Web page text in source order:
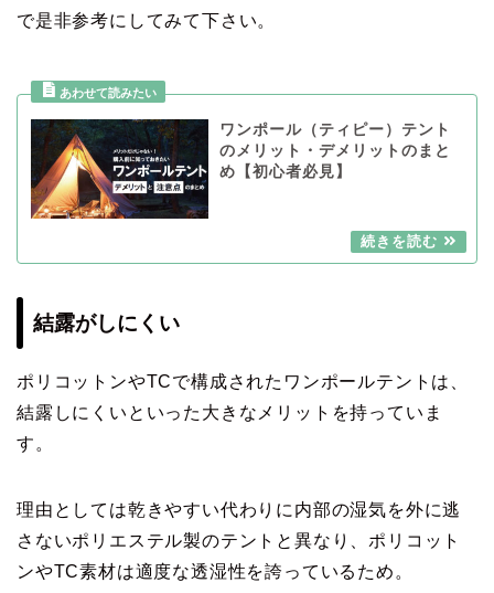
で是非参考にしてみて下さい。
ワンポール（ティピー）テント
のメリット・デメリットのまと
め【初心者必見】
結露がしにくい
ポリコットンやTCで構成されたワンポールテントは、
結露しにくいといった大きなメリットを持っていま
す。
理由としては乾きやすい代わりに内部の湿気を外に逃
さないポリエステル製のテントと異なり、ポリコット
ンやTC素材は適度な透湿性を誇っているため。